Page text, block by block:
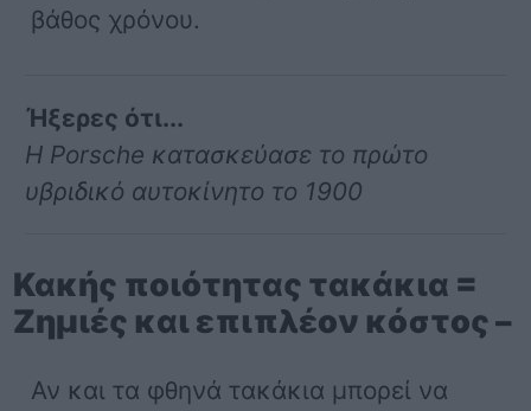
βάθος χρόνου.
Ήξερες ότι...
Η Porsche κατασκεύασε το πρώτο
υβριδικό αυτοκίνητο το 1900
Κακής ποιότητας τακάκια =
Ζημιές και επιπλέον κόστος –
Αν και τα φθηνά τακάκια μπορεί να